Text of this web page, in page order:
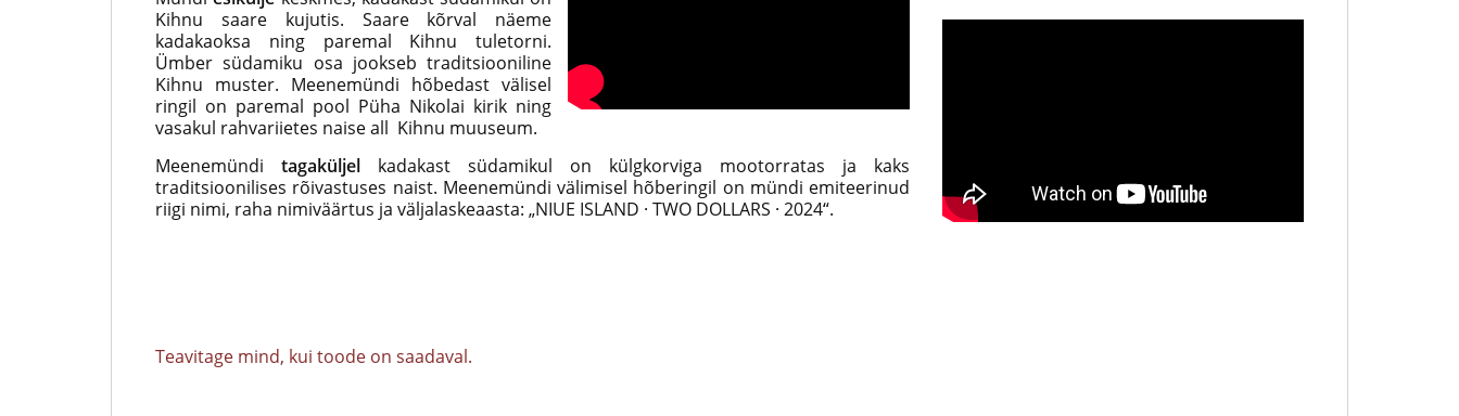
Kihnu saare kujutis. Saare kõrval näeme
kadakaoksa ning paremal Kihnu tuletorni.
Ümber südamiku osa jookseb traditsiooniline
Kihnu muster. Meenemündi hõbedast välisel
ringil on paremal pool Püha Nikolai kirik ning
vasakul rahvariietes naise all Kihnu muuseum.
Meenemünditagaküljel kadakast südamikul on külgkorviga mootorratas ja kaks
traditsioonilises rõivastuses naist. Meenemündi välimisel hõberingil on mündi emiteerinud
riigi nimi, raha nimiväärtus ja väljalaskeaasta: „NIUE ISLAND · TWO DOLLARS · 2024“.
Teavitage mind, kui toode on saadaval.